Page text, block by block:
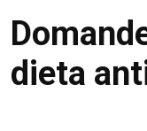
dieta